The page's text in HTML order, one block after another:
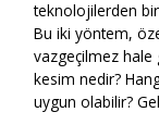
teknolojilerden
Bu iki yöntem,
vazgeçilmez
kesim nedir?
uygun olabilir?